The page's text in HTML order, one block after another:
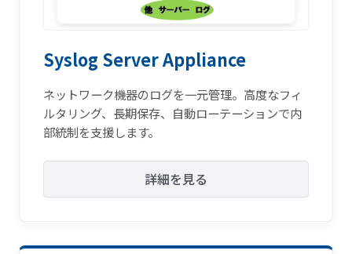
Syslog Server Appliance
ネットワーク機器のログを一元管理。高度なフィ
ルタリング、長期保存、自動ローテーションで内
部統制を支援します。
詳細を見る